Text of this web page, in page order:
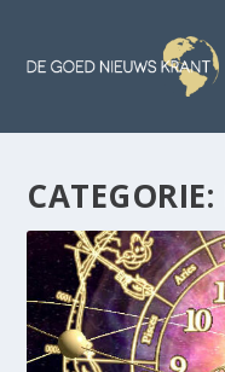
CATEGORIE: